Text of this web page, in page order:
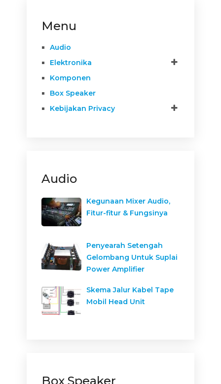
Menu
Audio
Elektronika
Komponen
Box Speaker
Kebijakan Privacy
Audio
Kegunaan Mixer Audio,
Fitur-fitur & Fungsinya
Penyearah Setengah
Gelombang Untuk Suplai
Power Amplifier
Skema Jalur Kabel Tape
Mobil Head Unit
Box Speaker